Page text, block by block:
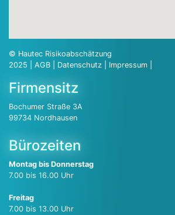
© Hautec Risikoabschätzung
2025 | AGB Datenschutz Impressum
Firmensitz
Bochumer Straße 3A
99734 Nordhausen
Bürozeiten
Montag bis Donnerstag
7.00 bis 16.00 Uhr
Freitag
7.00 bis 13.00 Uhr